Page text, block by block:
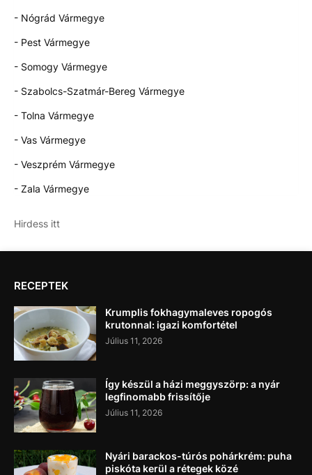
- Nógrád Vármegye
- Pest Vármegye
- Somogy Vármegye
- Szabolcs-Szatmár-Bereg Vármegye
- Tolna Vármegye
- Vas Vármegye
- Veszprém Vármegye
- Zala Vármegye
Hirdess itt
RECEPTEK
Krumplis fokhagymaleves ropogós
krutonnal: igazi komfortétel
Július 11, 2026
Így készül a házi meggyszörp: a nyár
legfinomabb frissítője
Július 11, 2026
Nyári barackos-túrós pohárkrém: puha
piskóta kerül a rétegek közé